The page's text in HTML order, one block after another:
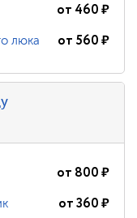
от 460₽
люка от 560₽
от 800₽
от360₽